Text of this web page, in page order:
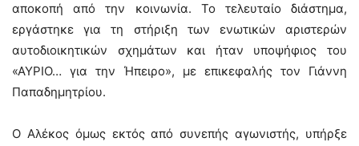
αποκοπή από την κοινωνία. Το τελευταίο διάστημα,
εργάστηκε για τη στήριξη των ενωτικών αριστερών
αυτοδιοικητικών σχημάτων και ήταν υποψήφιος του
«ΑΥΡΙΟ… για την Ήπειρο», με επικεφαλής τον Γιάννη
Παπαδημητρίου.
Ο Αλέκος όμως εκτός από συνεπής αγωνιστής, υπήρξε